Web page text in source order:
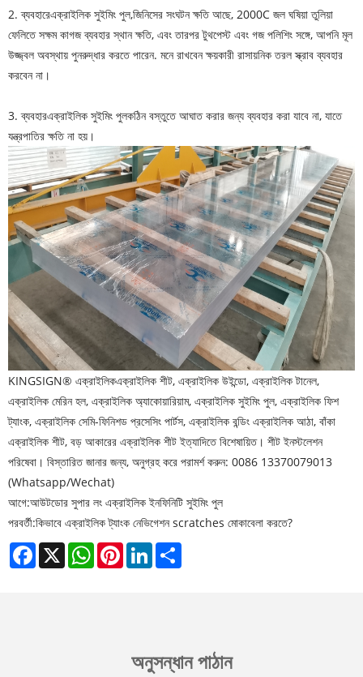
2. ব্যবহারেএক্রাইলিক সুইমিং পুল,জিনিসের সংঘটন ক্ষতি আছে, 2000C জল ঘষিয়া তুলিয়া
ফেলিতে সক্ষম কাগজ ব্যবহার স্থান ক্ষতি, এবং তারপর টুথপেস্ট এবং গজ পলিশিং সঙ্গে, আপনি মূল
উজ্জ্বল অবস্থায় পুনরুদ্ধার করতে পারেন. মনে রাখবেন ক্ষয়কারী রাসায়নিক তরল স্ক্রাব ব্যবহার
করবেন না।
3. ব্যবহারএক্রাইলিক সুইমিং পুলকঠিন বস্তুতে আঘাত করার জন্য ব্যবহার করা যাবে না, যাতে
যন্ত্রপাতির ক্ষতি না হয়।
KINGSIGN® এক্রাইলিকএক্রাইলিক শীট, এক্রাইলিক উইন্ডো, এক্রাইলিক টানেল,
এক্রাইলিক মেরিন হল, এক্রাইলিক অ্যাকোয়ারিয়াম, এক্রাইলিক সুইমিং পুল, এক্রাইলিক ফিশ
ট্যাংক, এক্রাইলিক সেমি-ফিনিশড প্রসেসিং পার্টস, এক্রাইলিক বন্ডিং এক্রাইলিক আঠা, বাঁকা
এক্রাইলিক শীট, বড় আকারের এক্রাইলিক শীট ইত্যাদিতে বিশেষায়িত। শীট ইনস্টলেশন
পরিষেবা। বিস্তারিত জানার জন্য, অনুগ্রহ করে পরামর্শ করুন: 0086 13370079013
(Whatsapp/Wechat)
আগে:আউটডোর সুপার লং এক্রাইলিক ইনফিনিটি সুইমিং পুল
পরবর্তী:কিভাবে এক্রাইলিক ট্যাংক নেভিগেশন scratches মোকাবেলা করতে?
Facebook
X WhatsAppPinterestLinkedIn
অনুসন্ধান পাঠান